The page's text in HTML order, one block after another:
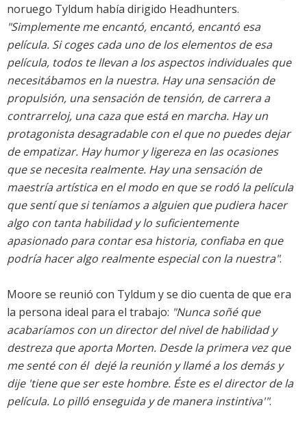
noruego Tyldum había dirigido Headhunters.
"Simplemente me encantó, encantó, encantó esa
película. Si coges cada uno de los elementos de esa
película, todos te llevan a los aspectos individuales que
necesitábamos en la nuestra. Hay una sensación de
propulsión, una sensación de tensión, de carrera a
contrarreloj, una caza que está en marcha. Hay un
protagonista desagradable con el que no puedes dejar
de empatizar. Hay humor y ligereza en las ocasiones
que se necesita realmente. Hay una sensación de
maestría artística en el modo en que se rodó la película
que sentí que si teníamos a alguien que pudiera hacer
algo con tanta habilidad y lo suficientemente
apasionado para contar esa historia, confiaba en que
podría hacer algo realmente especial con la nuestra".
Moore se reunió con Tyldum y se dio cuenta de que era
la persona ideal para el trabajo: "Nunca soñé que
acabaríamos con un director del nivel de habilidad y
destreza que aporta Morten. Desde la primera vez que
me senté con él  dejé la reunión y llamé a los demás y
dije 'tiene que ser este hombre. Éste es el director de la
película. Lo pilló enseguida y de manera instintiva'".